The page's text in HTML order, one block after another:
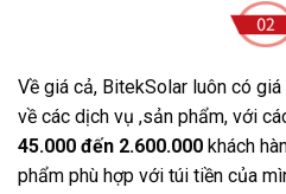
Về giá cả, BitekSolar luôn có
về các dịch vụ ,sản phẩm, với
45.000 đến 2.600.000 khách
phẩm phù hợp với túi tiền của